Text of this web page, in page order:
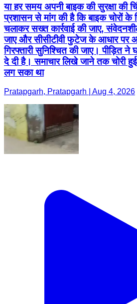
या हर समय अपनी बाइक की सुरक्षा की
प्रशासन से मांग की है कि बाइक चोरों के
चलाकर सख्त कार्रवाई की जाए,
जाए और सीसीटीवी फुटेज के आधार पर
गिरफ्तारी सुनिश्चित की जाए। पीड़ित
दे दी है। समाचार लिखे जाने तक चोरी
लग सका था
Pratapgarh, Pratapgarh | Aug 4, 2026